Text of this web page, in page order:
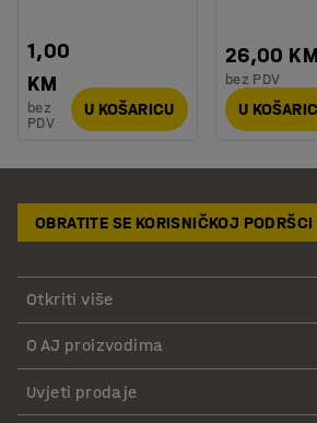
1,00
KM
bez
PDV
U KOŠARICU
26,00 KM
bez PDV
U
OBRATITE SE KORISNIČKOJ PODRŠCI
Otkriti više
O AJ proizvodima
Uvjeti prodaje